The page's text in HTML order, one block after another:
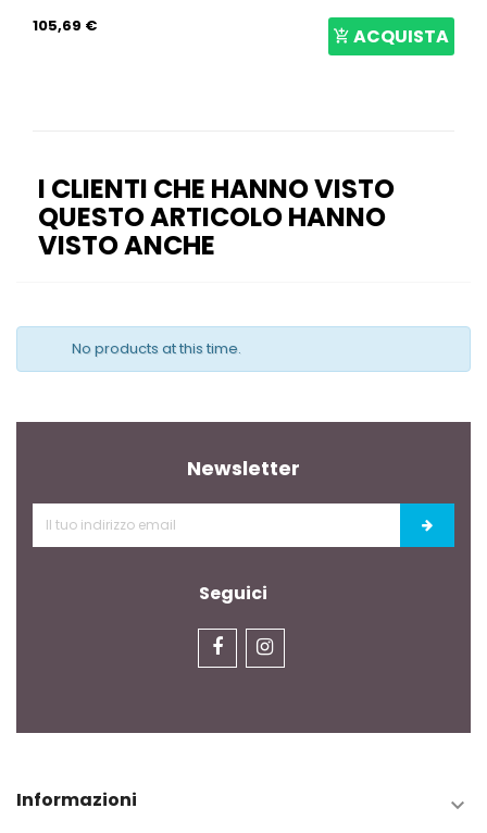
105,69 € ACQUISTA
I CLIENTI CHE HANNO VISTO
QUESTO ARTICOLO HANNO
VISTO ANCHE
No products at this time.
Newsletter
Seguici
Informazioni 